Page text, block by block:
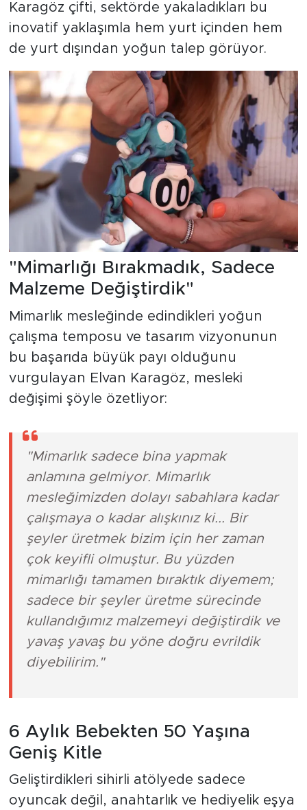
Karagöz çifti, sektörde yakaladıkları bu
inovatif yaklaşımla hem yurt içinden hem
de yurt dışından yoğun talep görüyor.
"Mimarlığı Bırakmadık, Sadece
Malzeme Değiştirdik"
Mimarlık mesleğinde edindikleri yoğun
çalışma temposu ve tasarım vizyonunun
bu başarıda büyük payı olduğunu
vurgulayan Elvan Karagöz, mesleki
değişimi şöyle özetliyor:
"Mimarlık sadece bina yapmak
anlamına gelmiyor. Mimarlık
mesleğimizden dolayı sabahlara kadar
çalışmaya o kadar alışkınız ki... Bir
şeyler üretmek bizim için her zaman
çok keyifli olmuştur. Bu yüzden
mimarlığı tamamen bıraktık diyemem;
sadece bir şeyler üretme sürecinde
kullandığımız malzemeyi değiştirdik ve
yavaş yavaş bu yöne doğru evrildik
diyebilirim."
6 Aylık Bebekten 50 Yaşına
Geniş Kitle
Geliştirdikleri sihirli atölyede sadece
oyuncak değil, anahtarlık ve hediyelik eşya